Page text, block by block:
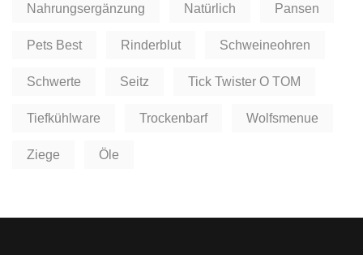
Nahrungsergänzung Natürlich Pansen
Pets Best Rinderblut Schweineohren
Schwerte Seitz Tick Twister O TOM
Tiefkühlware Trockenbarf Wolfsmenue
Ziege Öle